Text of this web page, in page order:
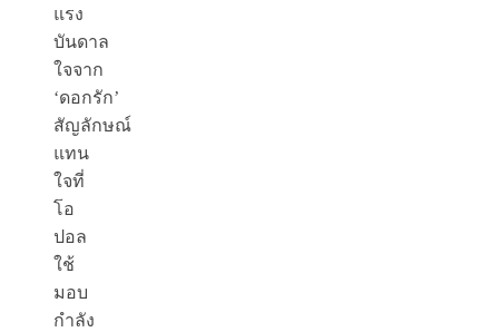
แรง
บันดาล
ใจจาก
‘ดอกรัก’
สัญลักษณ์
แทน
ใจที่
โอ
ปอล
ใช้
มอบ
กำลัง